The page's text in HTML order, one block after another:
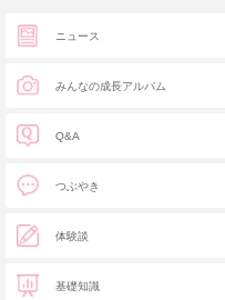
ニュース
みんなの成長アルバム
Q&A
つぶやき
体験談
基礎知識